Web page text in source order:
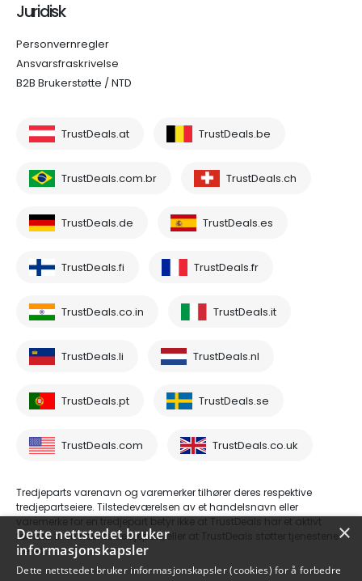
Juridisk
Personvernregler
Ansvarsfraskrivelse
B2B Brukerstøtte / NTD
TrustDeals.at TrustDeals.be
TrustDeals.com.br TrustDeals.ch
TrustDeals.de TrustDeals.es
TrustDeals.fi TrustDeals.fr
TrustDeals.co.in TrustDeals.it
TrustDeals.li TrustDeals.nl
TrustDeals.pt TrustDeals.se
TrustDeals.com TrustDeals.co.uk
Tredjeparts varenavn og varemerker tilhører deres respektive
tredjepartseiere. Tilstedeværelsen av et handelsnavn eller
forhold til en nevnte tredjepart, eller at TrustDeals støtter tjenestene
deres.
×
Dette nettstedet bruker
informasjonskapsler
Dette nettstedet bruker informasjonskapsler (cookies) for å forbedre